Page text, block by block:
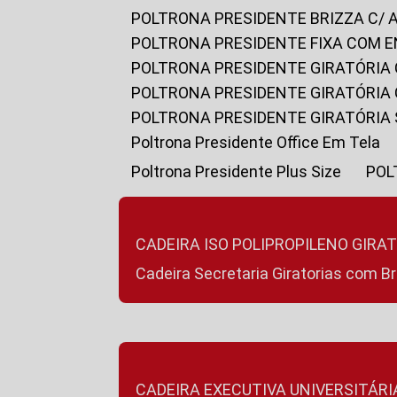
POLTRONA PRESIDENTE BRIZZA C/
POLTRONA PRESIDENTE FIXA COM
POLTRONA PRESIDENTE
POLTRONA PRESIDENTE
POLTRONA PRESIDENTE GIRATÓRIA
Poltrona Presidente Office Em Tela
Poltrona Presidente Plus Size
CADEIRA ISO POLIPROPILENO
Cadeira Secretaria Giratorias com
CADEIRA EXECUTIVA